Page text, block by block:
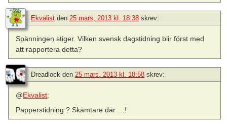
Ekvalist den 25 mars, 2013 kl. 18:38 skrev:
Spänningen stiger. Vilken svensk dagstidning blir först med
att rapportera detta?
Dreadlock den 25 mars, 2013 kl. 18:58 skrev:
@Ekvalist:
Papperstidning ? Skämtare där …!